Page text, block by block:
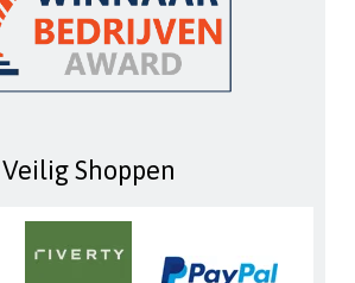
Veilig Shoppen